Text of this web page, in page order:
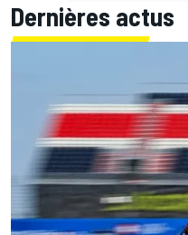
Dernières actus